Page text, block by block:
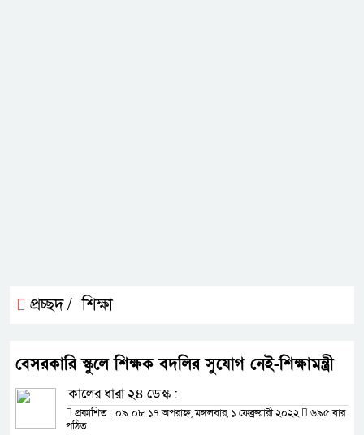
প্রচ্ছদ / শিক্ষা
বেসরকারি স্কুলে শিক্ষক বদলির সুযোগ নেই-শিক্ষামন্ত্রী
কালের ধারা ২৪ ডেস্ক :
প্রকাশিত : ০৯:০৮:১৭ অপরাহ্ন, মঙ্গলবার, ১ ফেব্রুয়ারী ২০২২
৬৯৫ বার
পঠিত